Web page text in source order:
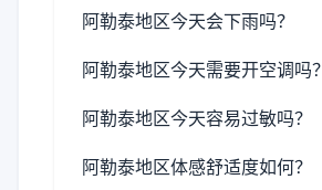
阿勒泰地区今天会下雨吗？
阿勒泰地区今天需要开空调吗？
阿勒泰地区今天容易过敏吗？
阿勒泰地区体感舒适度如何？